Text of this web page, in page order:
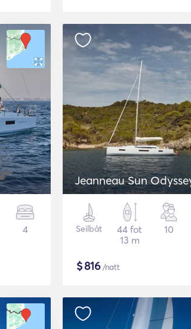
4
Jeanneau Sun
Seilbåt
44 fot
13 m
10
$816/natt